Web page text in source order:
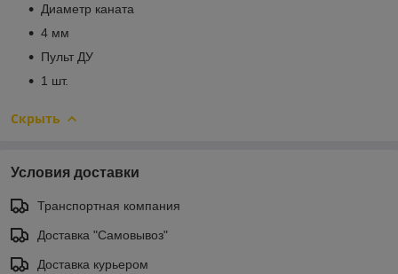
Диаметр каната
4 мм
Пульт ДУ
1 шт.
Скрыть
Условия доставки
Транспортная компания
Доставка "Самовывоз"
Доставка курьером